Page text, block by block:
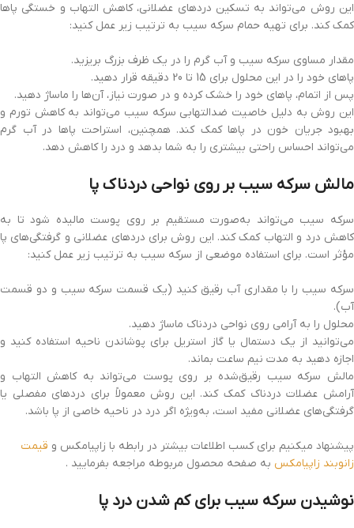
این روش می‌تواند به تسکین دردهای عضلانی، کاهش التهاب و خستگی پاها
کمک کند. برای تهیه حمام سرکه سیب به ترتیب زیر عمل کنید:
مقدار مساوی سرکه سیب و آب گرم را در یک ظرف بزرگ بریزید.
پاهای خود را در این محلول برای 15 تا 20 دقیقه قرار دهید.
پس از اتمام، پاهای خود را خشک کرده و در صورت نیاز، آن‌ها را ماساژ دهید.
این روش به دلیل خاصیت ضدالتهابی سرکه سیب می‌تواند به کاهش تورم و
بهبود جریان خون در پاها کمک کند. همچنین، استراحت پاها در آب گرم
می‌تواند احساس راحتی بیشتری را به شما بدهد و درد را کاهش دهد.
مالش سرکه سیب بر روی نواحی دردناک پا
سرکه سیب می‌تواند به‌صورت مستقیم بر روی پوست مالیده شود تا به
کاهش درد و التهاب کمک کند. این روش برای دردهای عضلانی و گرفتگی‌های پا
مؤثر است. برای استفاده موضعی از سرکه سیب به ترتیب زیر عمل کنید:
سرکه سیب را با مقداری آب رقیق کنید (یک قسمت سرکه سیب و دو قسمت
آب).
محلول را به آرامی روی نواحی دردناک ماساژ دهید.
می‌توانید از یک دستمال یا گاز استریل برای پوشاندن ناحیه استفاده کنید و
اجازه دهید به مدت نیم ساعت بماند.
مالش سرکه سیب رقیق‌شده بر روی پوست می‌تواند به کاهش التهاب و
آرامش عضلات دردناک کمک کند. این روش معمولاً برای دردهای مفصلی یا
گرفتگی‌های عضلانی مفید است، به‌ویژه اگر درد در ناحیه خاصی از پا باشد.
پیشنهاد میکنیم برای کسب اطلاعات بیشتر در رابطه با زاپیامکس و قیمت
زانوبند زاپیامکس به صفحه محصول مربوطه مراجعه بفرمایید .
نوشیدن سرکه سیب برای کم شدن درد پا